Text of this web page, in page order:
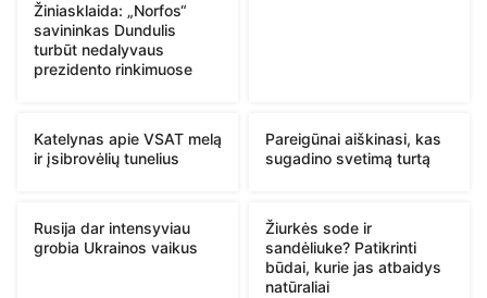
Žiniasklaida: „Norfos“
savininkas Dundulis
turbūt nedalyvaus
prezidento rinkimuose
Katelynas apie VSAT melą
ir įsibrovėlių tunelius
Pareigūnai aiškinasi, kas
sugadino svetimą turtą
Rusija dar intensyviau
grobia Ukrainos vaikus
Žiurkės sode ir
sandėliuke? Patikrinti
būdai, kurie jas atbaidys
natūraliai